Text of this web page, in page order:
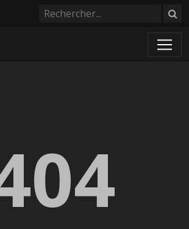
des cookies